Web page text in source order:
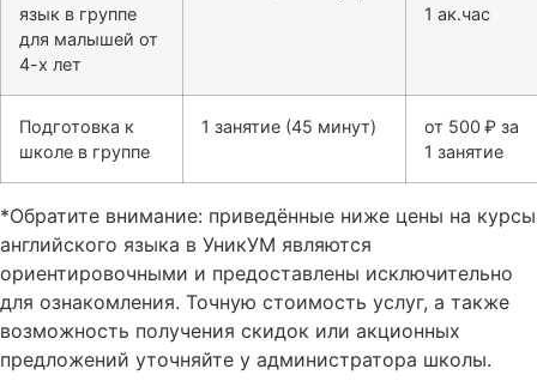
язык в группе
для малышей от
4-х лет
1 ак.час
Подготовка к
школе в группе
1 занятие (45 минут)
от 500 ₽ за
1 занятие
*Обратите внимание: приведённые ниже цены на курсы
английского языка в УникУМ являются
ориентировочными и предоставлены исключительно
для ознакомления. Точную стоимость услуг, а также
возможность получения скидок или акционных
предложений уточняйте у администратора школы.